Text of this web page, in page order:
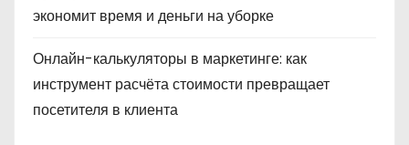
экономит время и деньги на уборке
Онлайн-калькуляторы в маркетинге: как
инструмент расчёта стоимости превращает
посетителя в клиента